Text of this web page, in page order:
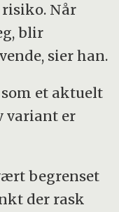
Når
blir
sier han.
et aktuelt
variant er
begrenset
der rask